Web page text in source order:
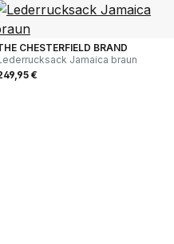
CHESTERFIELD BRAND
Jamaica braun
€